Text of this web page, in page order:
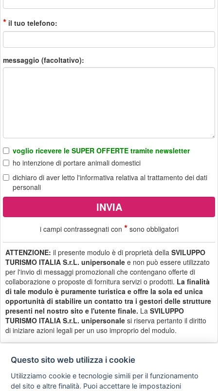
* il tuo telefono:
messaggio (facoltativo):
voglio ricevere le SUPER OFFERTE tramite newsletter
ho intenzione di portare animali domestici
dichiaro di aver letto l'informativa relativa al trattamento dei dati
personali
i campi contrassegnati con *sono obbligatori
ATTENZIONE: il presente modulo è di proprietà della SVILUPPO
TURISMO ITALIA S.r.L. unipersonale e non può essere utilizzato
per l'invio di messaggi promozionali che contengano offerte di
collaborazione o proposte di fornitura servizi o prodotti. La finalità
di tale modulo è puramente turistica e offre la sola ed unica
opportunità di stabilire un contatto tra i gestori delle strutture
presenti nel nostro sito e l'utente finale. La SVILUPPO
TURISMO ITALIA S.r.L. unipersonale si riserva pertanto il diritto
di iniziare azioni legali per un uso improprio del modulo.
Privacy
policy
Avviso
legale
Scrivici
Questo sito web utilizza i cookie
Utilizziamo cookie e tecnologie simili per il funzionamento
del sito e altre finalità. Puoi accettare le impostazioni